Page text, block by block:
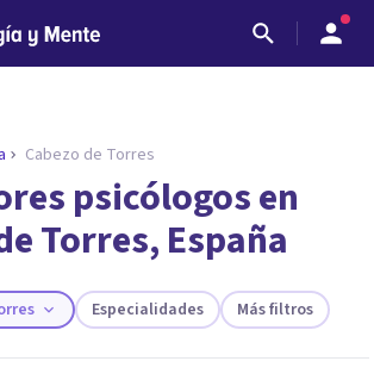
TERAPEUTA
ayuda para encontrar el
adecuado?
breves preguntas y te ofreceremos
Cabezo de Torres
psicólogos en
Torres, España
Especialidades Más filtros